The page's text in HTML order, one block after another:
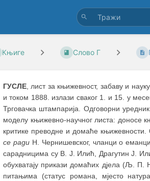
Књиге Слово Г
ГУСЛЕ, лист за књижевност, забаву и
и током 1888. излази сваког 1. и 15. у
Трговачка штампарија. Одговорни
моделу књижевно-научног листа: доносе
критикe преводне и домаће књижевности.
се радиН. Чернишевског, чланци о
сарадницима су В. Ј. Илић, Драгутин Ј.
обухватају прикази домаћих дјела (Љ.
питањима (статус романа, мјесто